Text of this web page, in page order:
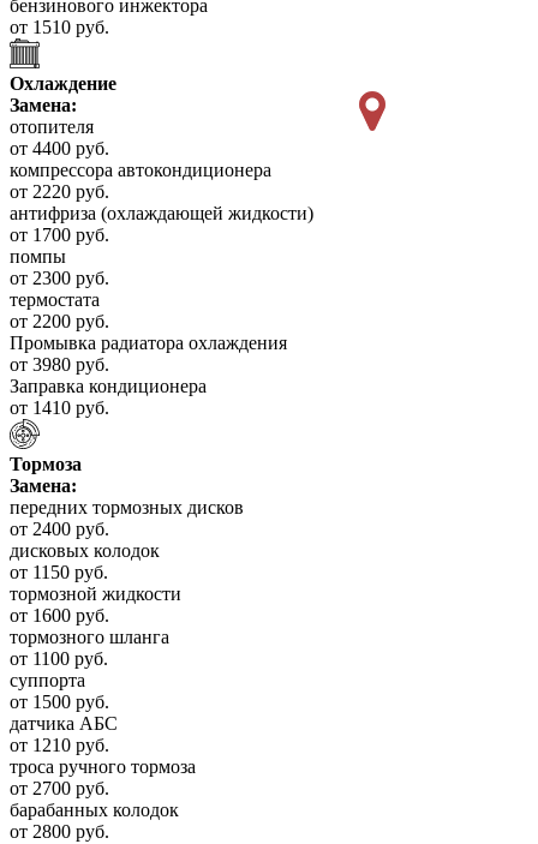
бензинового инжектора
от 1510 руб.
Охлаждение
Замена:
отопителя
от 4400 руб.
компрессора автокондиционера
от 2220 руб.
антифриза (охлаждающей жидкости)
от 1700 руб.
помпы
от 2300 руб.
термостата
от 2200 руб.
Промывка радиатора охлаждения
от 3980 руб.
Заправка кондиционера
от 1410 руб.
Тормоза
Замена:
передних тормозных дисков
от 2400 руб.
дисковых колодок
от 1150 руб.
тормозной жидкости
от 1600 руб.
тормозного шланга
от 1100 руб.
суппорта
от 1500 руб.
датчика АБС
от 1210 руб.
троса ручного тормоза
от 2700 руб.
барабанных колодок
от 2800 руб.